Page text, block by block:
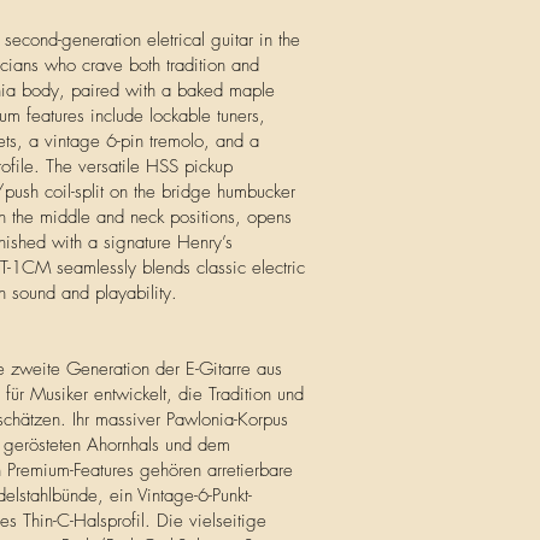
generation eletrical guitar in the
who crave both tradition and
body, paired with a baked maple
features include lockable tuners,
a vintage 6-pin tremolo, and a
The versatile HSS pickup
coil-split on the bridge humbucker
middle and neck positions, opens
with a signature Henry’s
1CM seamlessly blends classic electric
sound and playability.
zweite Generation der E-Gitarre aus
Musiker entwickelt, die Tradition und
Ihr massiver Pawlonia-Korpus
Ahornhals und dem
Features gehören arretierbare
ein Vintage-6-Punkt-
Thin-C-Halsprofil. Die vielseitige